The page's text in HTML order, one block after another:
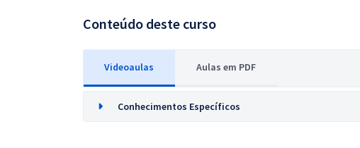
Conteúdo deste curso
Videoaulas Aulas em PDF
Conhecimentos Específicos